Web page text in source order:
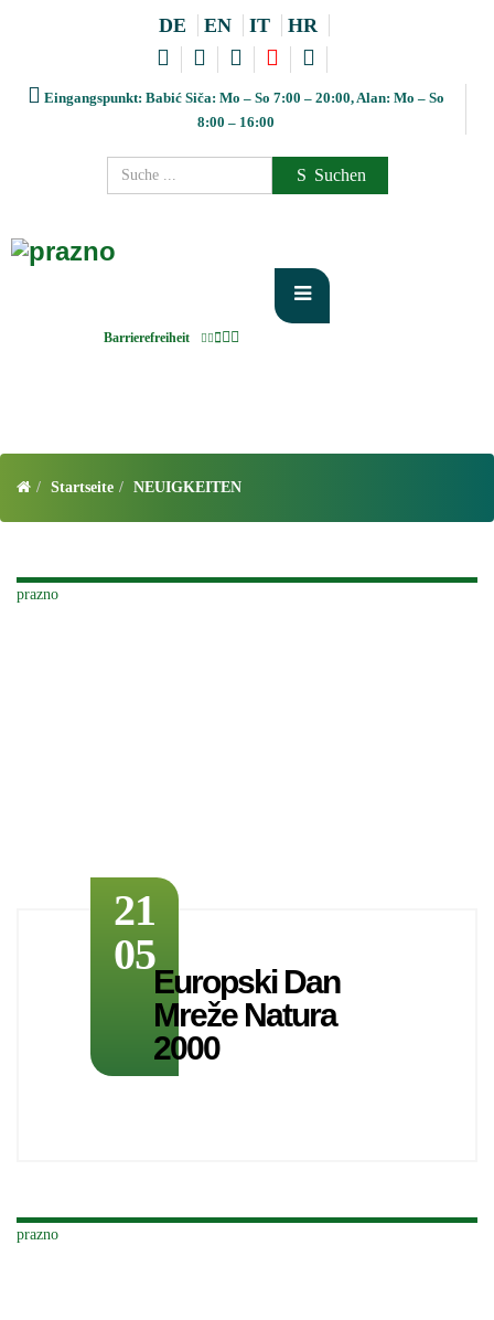
DE EN IT HR
Eingangspunkt: Babić Siča: Mo – So 7:00 – 20:00, Alan: Mo – So
8:00 – 16:00
Suchen
Barrierefreiheit
Startseite NEUIGKEITEN
21
05
Europski Dan
Mreže Natura
2000